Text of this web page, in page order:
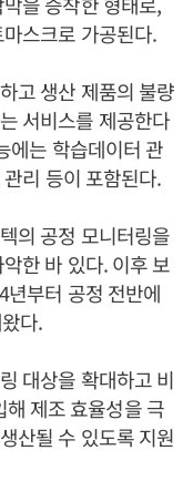
스크로 가공된다.
고 생산 제품의 불량
서비스를 제공한다
에는 학습데이터 관
리 등이 포함된다.
의 공정 모니터링을
한 바 있다. 이후 보
년부터 공정 전반에
다.
대상을 확대하고 비
제조 효율성을 극
산될 수 있도록 지원